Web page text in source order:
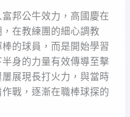
邦公牛效力，高國慶在
在教練團的細心調教
的球員，而是開始學習
身的力量有效傳導至擊
展現長打火力，與當時
戰，逐漸在職棒球探的